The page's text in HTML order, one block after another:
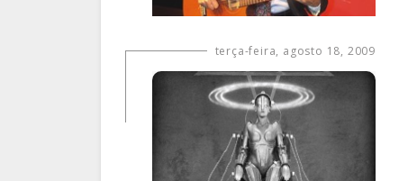
terça-feira, agosto 18, 2009